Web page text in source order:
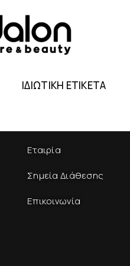
ΙΔΙΩΤΙΚΗ ΕΤΙΚΕΤΑ
Εταιρία
Σημεία Διάθεσης
Επικοινωνία